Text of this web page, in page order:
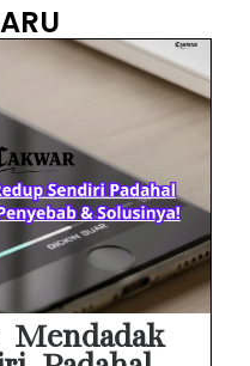
Prabowo Sebut ‘Londo Ireng’, Ray Rangkuti Desak DPR Bersikap, Ini Ulasan Politiknya
MAKI Soroti Penahanan Eks Jampidsus Febrie Adriansyah Tanpa Rompi Pink
Babak Baru Kasus Febrie Adriansyah, Rencana Praperadilan Penyitaan Emas dan Uang Tunai Jadi Sorotan
Baterai Apple Watch Cepat Boros? Ini Penyebab dan Cara Mengatasinya
HP Huawei Cepat Panas? Ini Penyebab Utama dan Cara Mengatasinya